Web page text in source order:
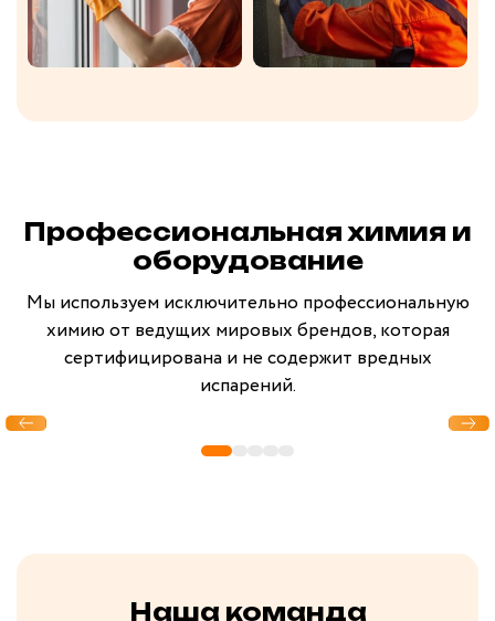
Профессиональная химия и
оборудование
Мы используем исключительно профессиональную
химию от ведущих мировых брендов, которая
сертифицирована и не содержит вредных
испарений.
Наша команда